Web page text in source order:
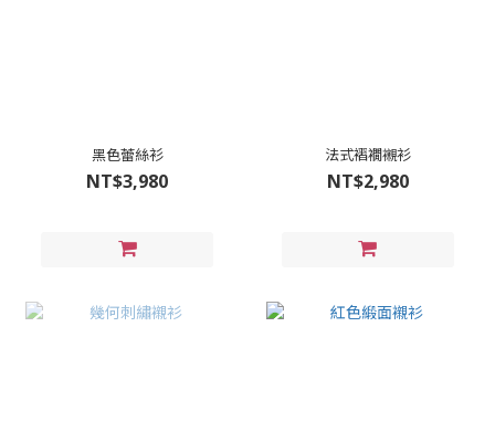
黑色蕾絲衫
NT$3,980
法式褶襉襯衫
NT$2,980